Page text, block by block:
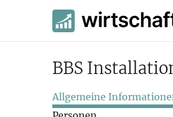
BBS
Allgemeine